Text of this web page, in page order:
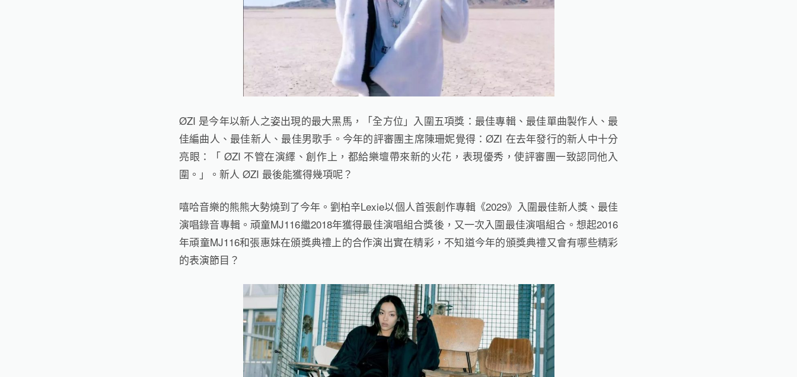
ØZI 是今年以新人之姿出現的最大黑馬，「全方位」入圍五項獎：最佳專輯、最佳單曲製作人、最
佳編曲人、最佳新人、最佳男歌手。今年的評審團主席陳珊妮覺得：ØZI 在去年發行的新人中十分
亮眼：「 ØZI 不管在演繹、創作上，都給樂壇帶來新的火花，表現優秀，使評審團一致認同他入
圍。」。新人 ØZI 最後能獲得幾項呢？
嘻哈音樂的熊熊大勢燒到了今年。 劉柏辛Lexie以個人首張創作專輯《2029》入圍最佳新人獎、最佳
演唱錄音專輯。頑童MJ116繼2018年獲得最佳演唱組合獎後，又一次入圍最佳演唱組合。想起2016
年頑童MJ116和張惠妹在頒獎典禮上的合作演出實在精彩，不知道今年的頒獎典禮又會有哪些精彩
的表演節目？